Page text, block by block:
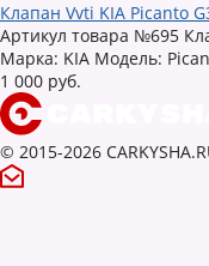
Клапан Vvti KIA Picanto
Артикул товара №695
Марка: KIA Модель:
1 000 руб.
© 2015-2026